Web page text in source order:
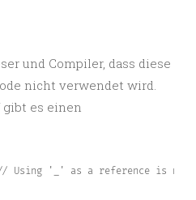
und Compiler, dass diese
nicht verwendet wird.
es einen
Using '_' as a reference is not